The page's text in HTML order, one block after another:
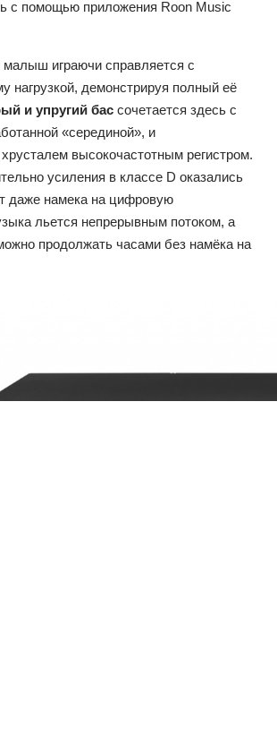
с помощью приложения Roon Music
малыш играючи справляется с
нагрузкой, демонстрируя полный её
и упругий бас сочетается здесь с
«серединой», и
высокочастотным регистром.
усиления в классе D оказались
даже намека на цифровую
льется непрерывным потоком, а
продолжать часами без намёка на